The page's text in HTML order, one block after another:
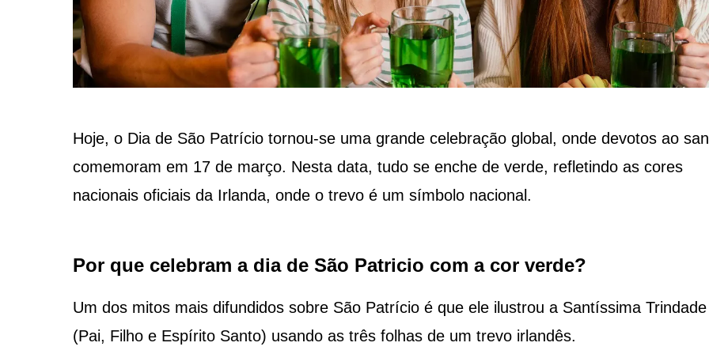
Hoje, o Dia de São Patrício tornou-se uma grande celebração global, onde devotos ao
comemoram em 17 de março. Nesta data, tudo se enche de verde, refletindo as cores
nacionais oficiais da Irlanda, onde o trevo é um símbolo nacional.
Por que celebram a dia de São Patricio com a cor verde?
Um dos mitos mais difundidos sobre São Patrício é que ele ilustrou a Santíssima Trindade
(Pai, Filho e Espírito Santo) usando as três folhas de um trevo irlandês.